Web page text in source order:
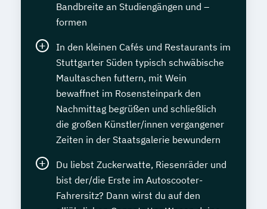
Bandbreite an Studiengängen und –
formen
In den kleinen Cafés und Restaurants im
Stuttgarter Süden typisch schwäbische
Maultaschen futtern, mit Wein
bewaffnet im Rosensteinpark den
Nachmittag begrüßen und schließlich
die großen Künstler/innen vergangener
Zeiten in der Staatsgalerie bewundern
Du liebst Zuckerwatte, Riesenräder und
bist der/die Erste im Autoscooter-
Fahrersitz? Dann wirst du auf den